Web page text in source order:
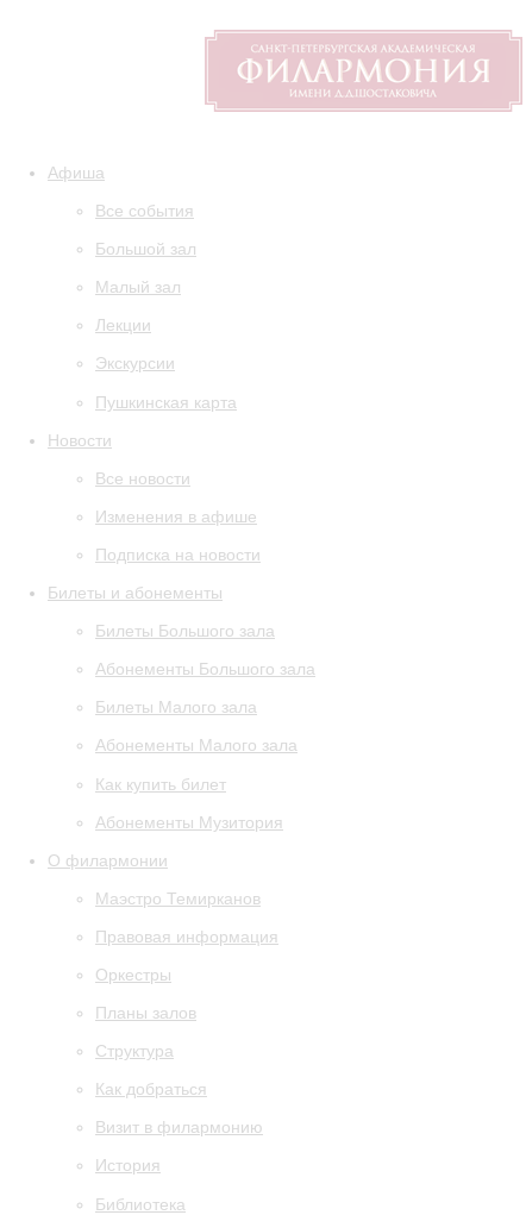
Афиша
Все события
Большой зал
Малый зал
Лекции
Экскурсии
Пушкинская карта
Новости
Все новости
Изменения в афише
Подписка на новости
Билеты и абонементы
Билеты Большого зала
Абонементы Большого зала
Билеты Малого зала
Абонементы Малого зала
Как купить билет
Абонементы Музитория
О филармонии
Маэстро Темирканов
Правовая информация
Оркестры
Планы залов
Структура
Как добраться
Визит в филармонию
История
Библиотека